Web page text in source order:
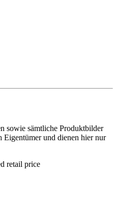
sowie sämtliche Produktbilder
Eigentümer und dienen hier nur
retail price